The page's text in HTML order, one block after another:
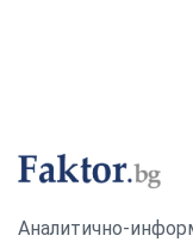
Аналитично-